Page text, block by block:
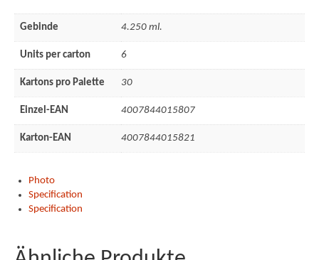
Gebinde 4.250 ml.
Units per carton 6
Kartons pro Palette 30
Einzel-EAN 4007844015807
Karton-EAN 4007844015821
Photo
Specification
Specification